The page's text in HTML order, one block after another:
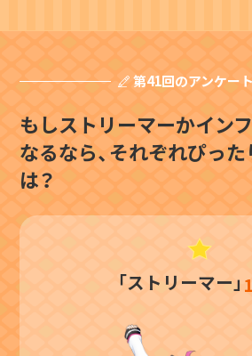
第41回のアンケー
もしストリーマーかイン
なるなら、それぞれぴっ
は？
「ストリーマー」